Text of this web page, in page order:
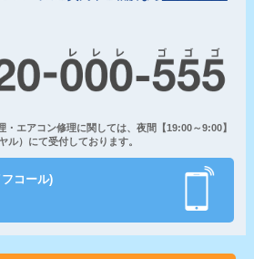
エアコン修理に関しては、夜間【19:00～9:00】
ル）にて受付しております。
コール)